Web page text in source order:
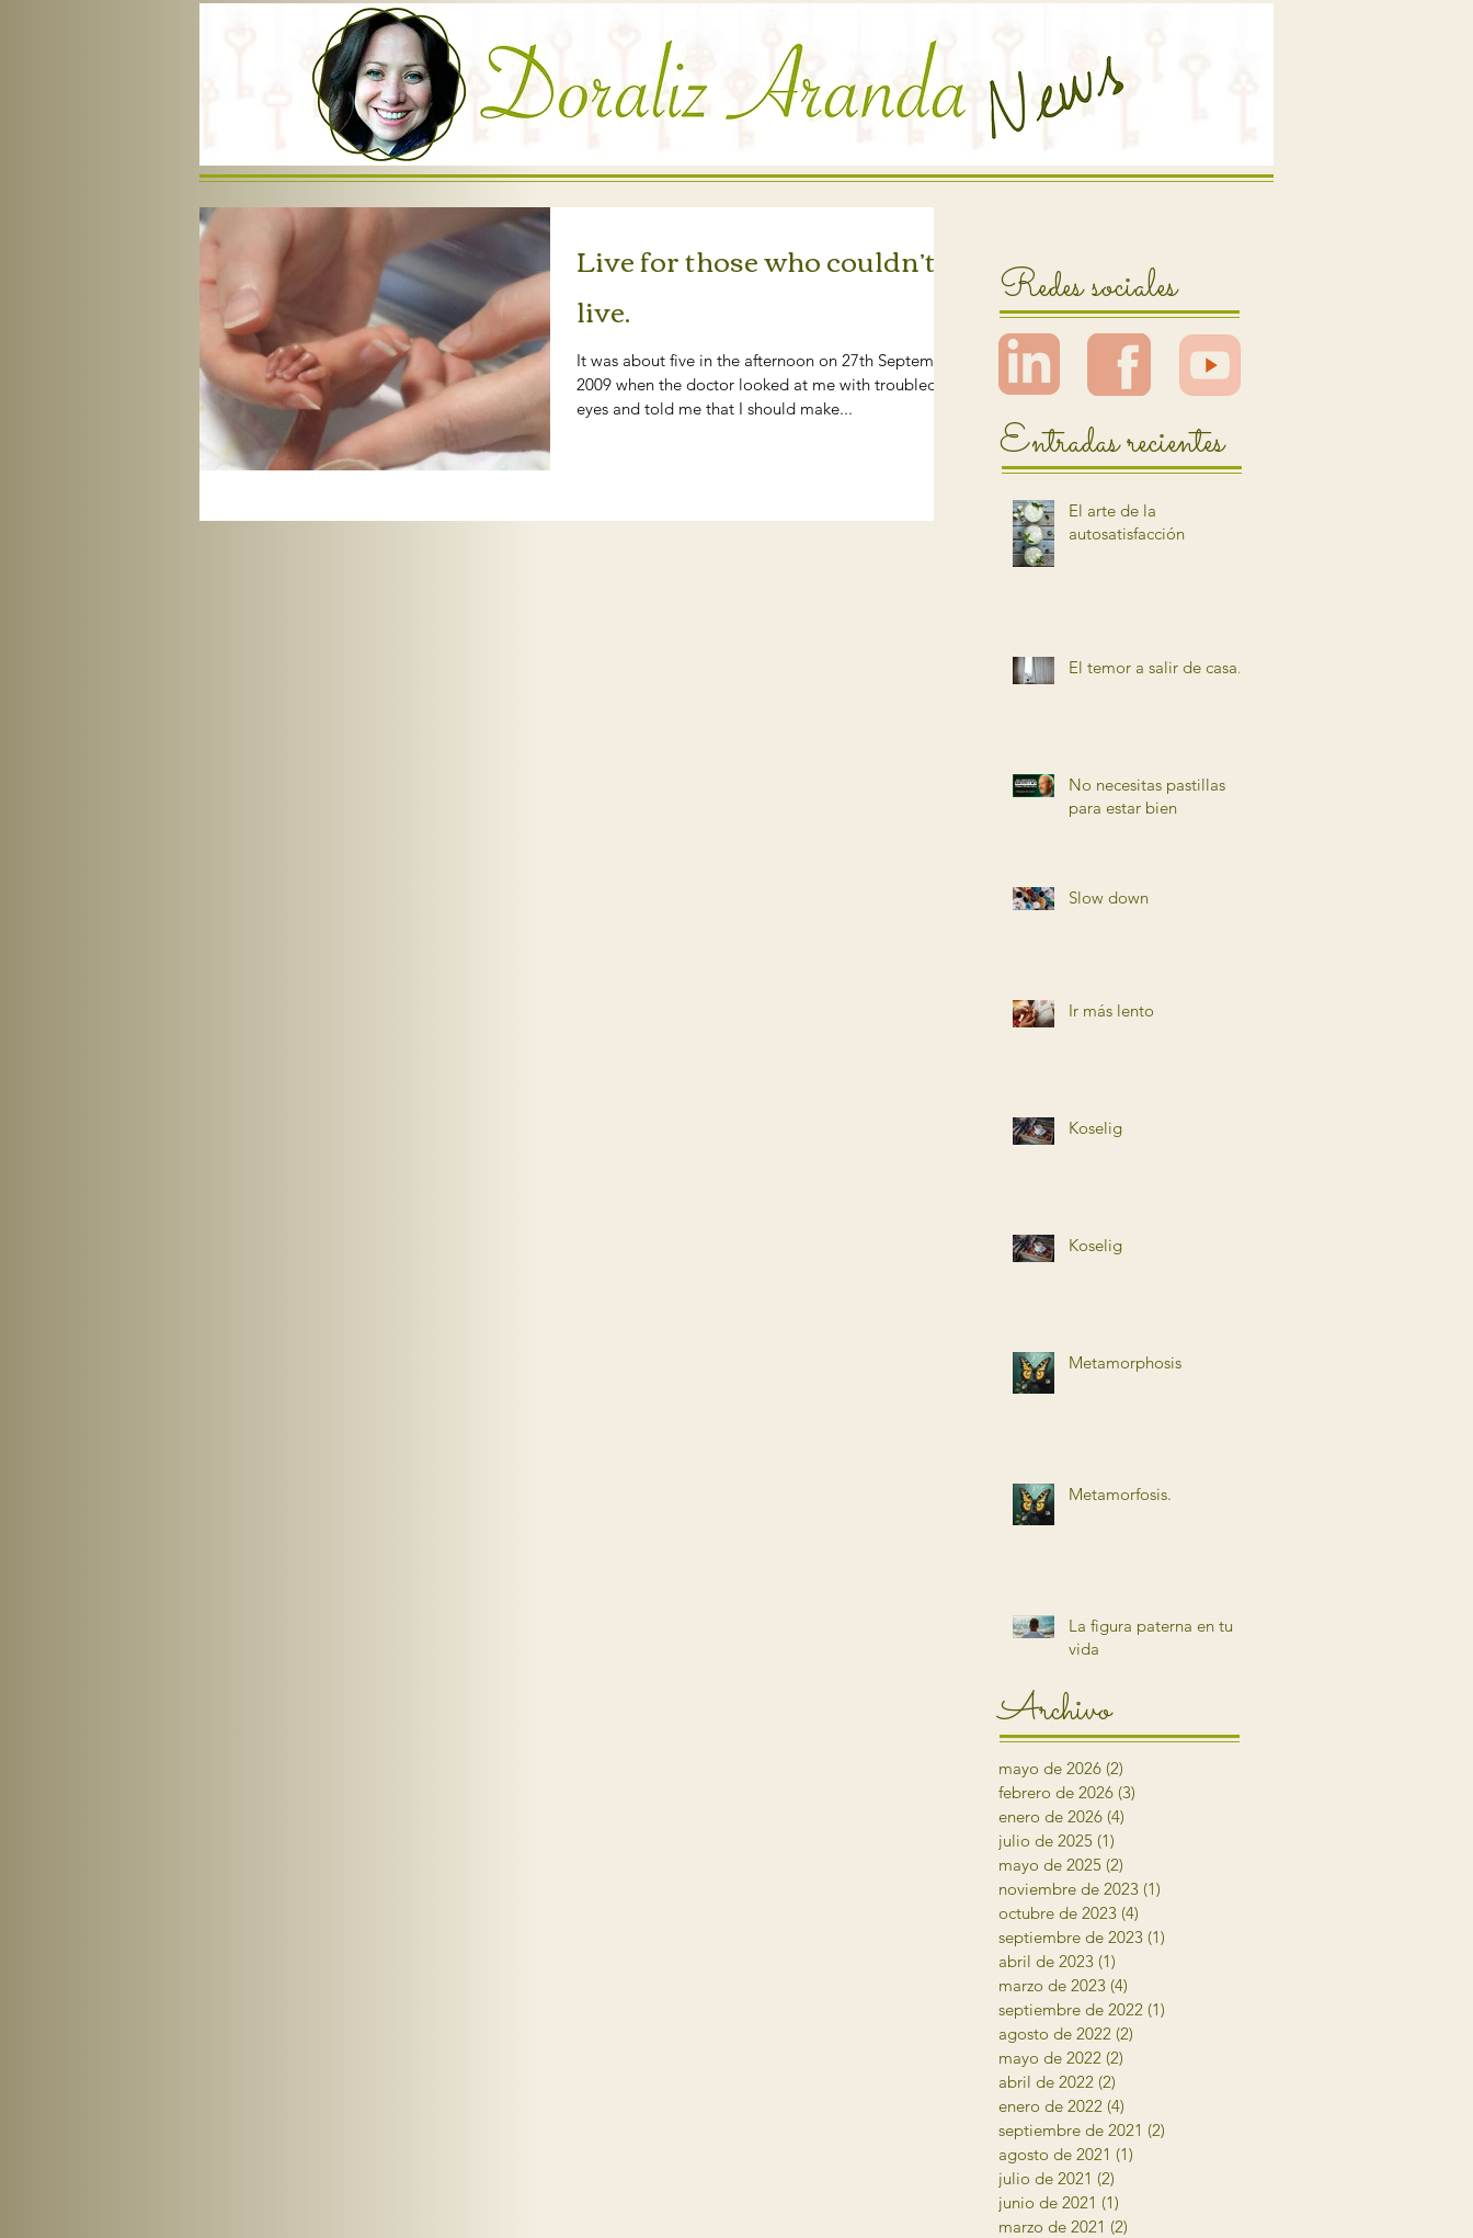
Live for those who couldn’t
live.
It was about five in the afternoon on 27th September
2009 when the doctor looked at me with troubled
eyes and told me that I should make...
Redes sociales
Entradas recientes
El arte de la
autosatisfacción
El temor a salir de casa.
No necesitas pastillas
para estar bien
Slow down
Ir más lento
Koselig
Koselig
Metamorphosis
Metamorfosis.
La figura paterna en tu
vida
Archivo
mayo de 2026 (2)
febrero de 2026 (3)
enero de 2026 (4)
julio de 2025 (1)
mayo de 2025 (2)
noviembre de 2023 (1)
octubre de 2023 (4)
septiembre de 2023 (1)
abril de 2023 (1)
marzo de 2023 (4)
septiembre de 2022 (1)
agosto de 2022 (2)
mayo de 2022 (2)
abril de 2022 (2)
enero de 2022 (4)
septiembre de 2021 (2)
agosto de 2021 (1)
julio de 2021 (2)
junio de 2021 (1)
marzo de 2021 (2)